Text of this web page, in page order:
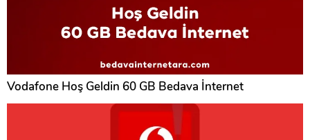
Vodafone Hoş Geldin 60 GB Bedava İnternet